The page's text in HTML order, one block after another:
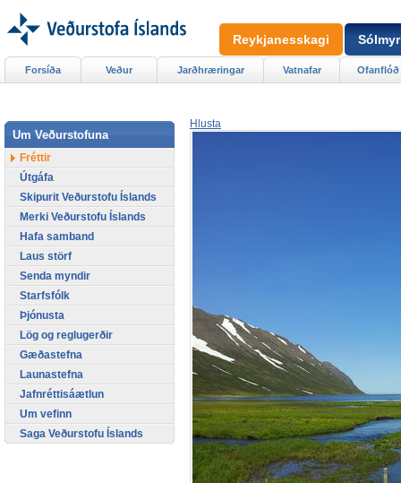
Hlusta
Forsíða Veður Jarðhræringar Vatnafar Ofanflóð
Um Veðurstofuna
Fréttir
Útgáfa
Skipurit Veðurstofu Íslands
Merki Veðurstofu Íslands
Hafa samband
Laus störf
Senda myndir
Starfsfólk
Þjónusta
Lög og reglugerðir
Gæðastefna
Launastefna
Jafnréttisáætlun
Um vefinn
Saga Veðurstofu Íslands
Reykjanesskagi